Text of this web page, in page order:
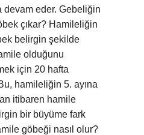
devam eder. Gebeliğin
çıkar? Hamileliğin
belirgin şekilde
olduğunu
için 20 hafta
hamileliğin 5. ayına
itibaren hamile
bir büyüme fark
göbeği nasıl olur?